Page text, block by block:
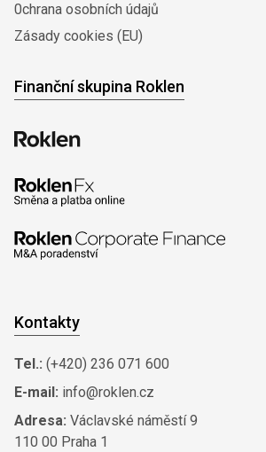
0chrana osobních údajů
Zásady cookies (EU)
Finanční skupina Roklen
Kontakty
Tel.: (+420) 236 071 600
E-mail: info@roklen.cz
Adresa: Václavské náměstí 9
110 00 Praha 1